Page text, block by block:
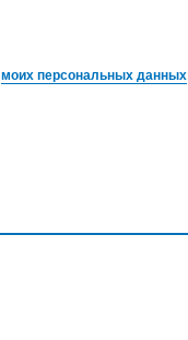
моих персональных данных